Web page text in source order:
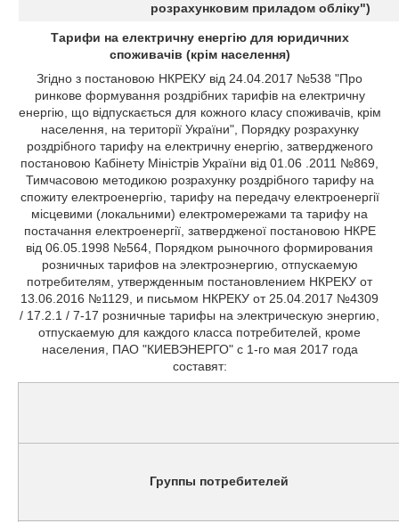
розрахунковим приладом обліку")
Тарифи на електричну енергію для юридичних
споживачів (крім населення)
Згідно з постановою НКРЕКУ від 24.04.2017 №538 "Про
ринкове формування роздрібних тарифів на електричну
енергію, що відпускається для кожного класу споживачів, крім
населення, на території України", Порядку розрахунку
роздрібного тарифу на електричну енергію, затвердженого
постановою Кабінету Міністрів України від 01.06 .2011 №869,
Тимчасовою методикою розрахунку роздрібного тарифу на
спожиту електроенергію, тарифу на передачу електроенергії
місцевими (локальними) електромережами та тарифу на
постачання електроенергії, затвердженої постановою НКРЕ
від 06.05.1998 №564, Порядком рыночного формирования
розничных тарифов на электроэнергию, отпускаемую
потребителям, утвержденным постановлением НКРЕКУ от
13.06.2016 №1129, и письмом НКРЕКУ от 25.04.2017 №4309
/ 17.2.1 / 7-17 розничные тарифы на электрическую энергию,
отпускаемую для каждого класса потребителей, кроме
населения, ПАО "КИЕВЭНЕРГО" с 1-го мая 2017 года
составят:
Группы потребителей